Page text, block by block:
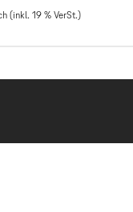
(inkl. 19 % VerSt.)